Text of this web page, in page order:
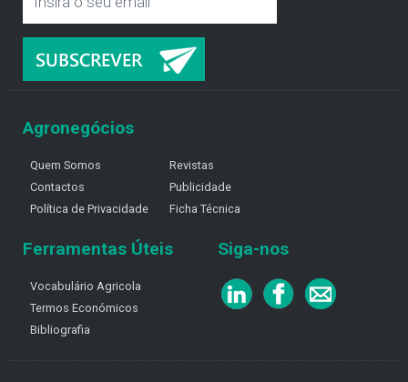
Agronegócios
Quem Somos
Contactos
Política de Privacidade
Revistas
Publicidade
Ficha Técnica
Ferramentas Úteis
Vocabulário Agricola
Termos Económicos
Bibliografia
Siga-nos